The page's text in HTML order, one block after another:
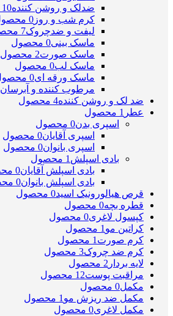
ضدلک و روشن کننده10 محصول
کرم شب و روز 0 محصول
لیفت و ضدچروک7 محصول
ماسک بینی0 محصول
ماسک صورت2 محصول
ماسک لب0 محصول
ماسک ورقه ای0 محصول
مرطوب کننده و آبرسان
ضد لک و روشن کننده4 محصول
عطر 1 محصول
اسپری بدن0 محصول
اسپری آقایان0 محصول
اسپری بانوان0 محصول
بادی اسپلش 1 محصول
بادی اسپلش آقایان0 محصول
بادی اسپلش بانوان0 محصول
قرص هیالورونیک اسید0 محصول
قطره بچه0 محصول
کپسول لاغری0 محصول
کراتین مو 1 محصول
کرم صورت 1 محصول
کرم ضد چروک3 محصول
لایه بردار 2 محصول
مراقبت پوست12 محصول
مکمل0 محصول
مکمل ضد ریزش مو 1 محصول
مکمل لاغری0 محصول